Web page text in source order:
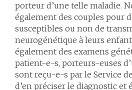
porteur d’une telle maladie.
également des couples pour
susceptibles ou non de
neurogénétique à leurs
également des examens
patient-e-s, porteurs-euses
sont reçu-e-s par le Service
d’en préciser le diagnostic et